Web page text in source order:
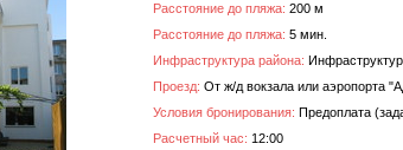
Расстояние до пляжа: 200 м
Расстояние до пляжа: 5 мин.
Инфраструктура района:
Проезд: От ж/д вокзала или аэропорта
Условия бронирования: Предоплата
Расчетный час: 12:00